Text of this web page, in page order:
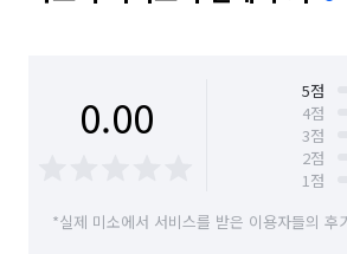
0.00 5점
4점
3점
2점
1점
*실제 미소에서 서비스를 받은 이용자들의 후